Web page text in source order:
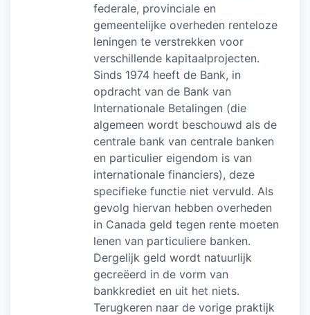
federale, provinciale en
gemeentelijke overheden renteloze
leningen te verstrekken voor
verschillende kapitaalprojecten.
Sinds 1974 heeft de Bank, in
opdracht van de Bank van
Internationale Betalingen (die
algemeen wordt beschouwd als de
centrale bank van centrale banken
en particulier eigendom is van
internationale financiers), deze
specifieke functie niet vervuld. Als
gevolg hiervan hebben overheden
in Canada geld tegen rente moeten
lenen van particuliere banken.
Dergelijk geld wordt natuurlijk
gecreëerd in de vorm van
bankkrediet en uit het niets.
Terugkeren naar de vorige praktijk